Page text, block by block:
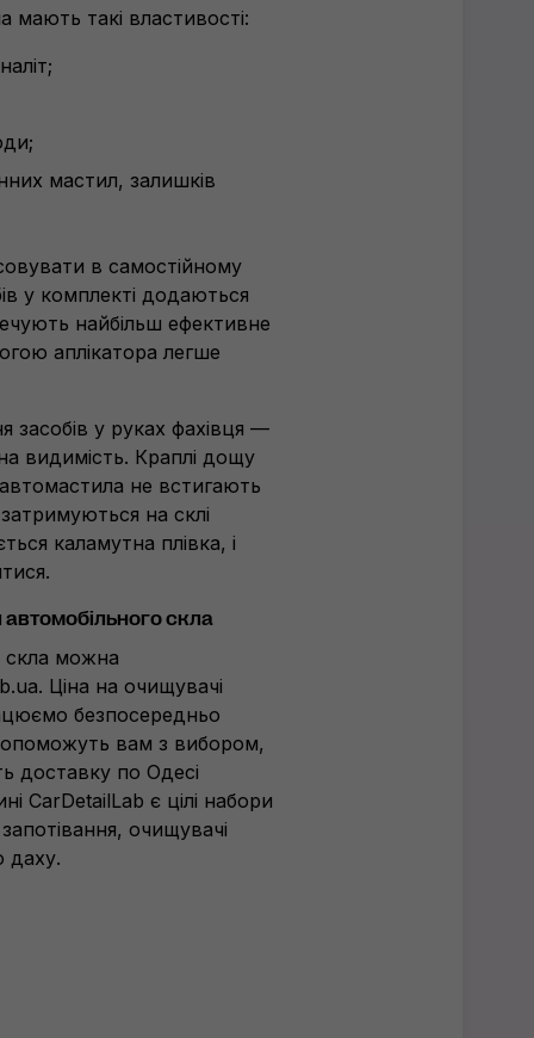
мають такі властивості:
мастил, залишків
в самостійному
у комплекті додаються
найбільш ефективне
аплікатора легше
засобів у руках фахівця —
видимість. Краплі дощу
не встигають
на склі
каламутна плівка, і
скла
скла можна
Ціна на очищувачі
безпосередньо
вам з вибором,
доставку по Одесі
CarDetailLab є цілі набори
очищувачі
даху.